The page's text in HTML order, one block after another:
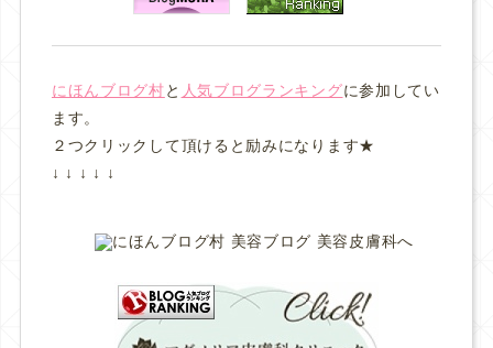
にほんブログ村と 人気ブログランキングに参加してい
ます。
２つクリックして頂けると励みになります★
↓ ↓ ↓ ↓ ↓